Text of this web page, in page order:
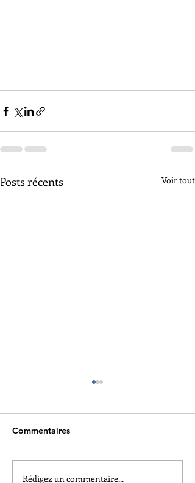
Posts récents Voir tout
Informations sur la 5e
Commentaires
Rédigez un commentaire...